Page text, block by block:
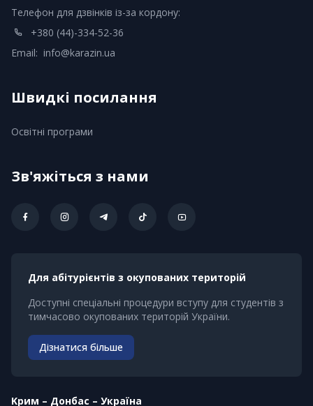
Телефон для дзвінків із-за кордону:
+380 (44)-334-52-36
Email: info@karazin.ua
Швидкі посилання
Освітні програми
Зв'яжіться з нами
Для абітурієнтів з окупованих територій
Доступні спеціальні процедури вступу для студентів з
тимчасово окупованих територій України.
Дізнатися більше
Kрим – Донбас – Україна